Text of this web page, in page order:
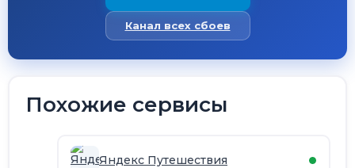
Канал всех сбоев
Похожие сервисы
Яндекс Путешествия